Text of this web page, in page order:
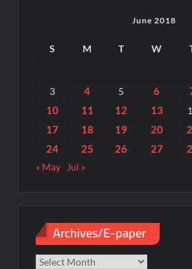
June 2018
S M T W
3 4 5 6
10 11 12 13
17
18 19 20
24
25 26 27
« May Jul »
Archives/E-paper